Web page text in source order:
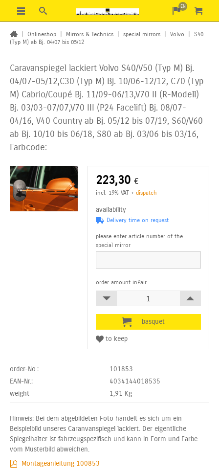
EN
Onlineshop Mirrors & Technics special mirrors Volvo
S40
(Typ M) ab Bj. 04/07 bis 05/12
Caravanspiegel lackiert Volvo S40/V50 (Typ M) Bj.
04/07-05/12,C30 (Typ M) Bj. 10/06-12/12, C70 (Typ
M) Cabrio/Coupé Bj. 11/09-06/13,V70 II (R-Modell)
Bj. 03/03-07/07,V70 III (P24 Facelift) Bj. 08/07-
04/16, V40 Country ab Bj. 05/12 bis 07/19, S60/V60
ab Bj. 10/10 bis 06/18, S80 ab Bj. 03/06 bis 03/16,
Farbcode:
order-No.:
101853
EAN-Nr.:
4034144018535
weight
1,91 Kg
Hinweis: Bei dem abgebildeten Foto handelt es sich um ein
Beispielbild unseres Caranvanspiegel lackiert. Der eigentliche
Spiegelhalter ist fahrzeugspezifisch und kann in Form und Farbe
vom Musterbild abweichen.
Montageanleitung 100853
223,30 €
incl. 19% VAT +dispatch
availability
Delivery time on request
order amount inPair
please enter article number of the
special mirror